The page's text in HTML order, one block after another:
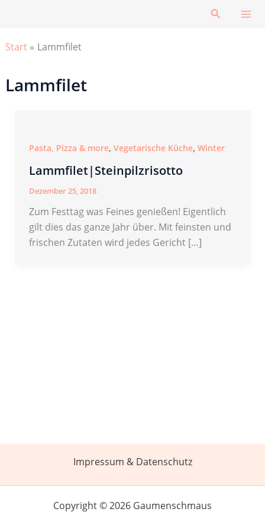
Suchen
Start Lammfilet
Lammfilet
Pasta, Pizza & more, Vegetarische Küche, Winter
Lammfilet|Steinpilzrisotto
Dezember 25, 2018
Zum Festtag was Feines genießen! Eigentlich
gilt dies das ganze Jahr über. Mit feinsten und
frischen Zutaten wird jedes Gericht […]
Impressum & Datenschutz
Copyright © 2026 Gaumenschmaus